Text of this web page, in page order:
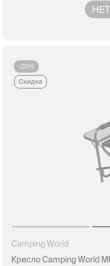
-20%
Скидка
Camping World
Кресло Camping World